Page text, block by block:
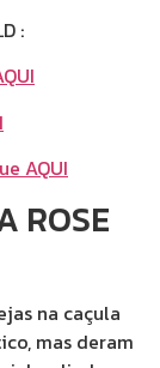
:
AQUI
ROSE
na caçula
mas deram